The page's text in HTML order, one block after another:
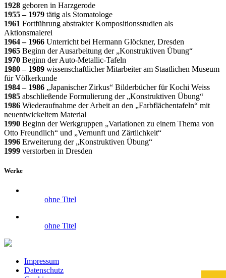
1928 geboren in Harzgerode
1955 – 1979 tätig als Stomatologe
1961 Fortführung abstrakter Kompositionsstudien als
Aktionsmalerei
1964 – 1966 Unterricht bei Hermann Glöckner, Dresden
1965 Beginn der Ausarbeitung der „Konstruktiven Übung“
1970 Beginn der Auto-Metallic-Tafeln
1980 – 1989 wissenschaftlicher Mitarbeiter am Staatlichen Museum
für Völkerkunde
1984 – 1986 „Japanischer Zirkus“ Bilderbücher für Kochi Weiss
1985 abschließende Formulierung der „Konstruktiven Übung“
1986 Wiederaufnahme der Arbeit an den „Farbflächentafeln“ mit
neuentwickeltem Material
1990 Beginn der Werkgruppen „Variationen zu einem Thema von
Otto Freundlich“ und „Vernunft und Zärtlichkeit“
1996 Erweiterung der „Konstruktiven Übung“
1999 verstorben in Dresden
Werke
ohne Titel
ohne Titel
Impressum
Datenschutz